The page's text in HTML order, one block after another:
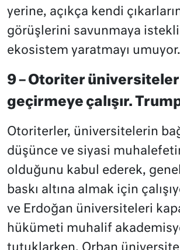
yerine, açıkça kendi
görüşlerini savunmaya
ekosistem yaratmayı umuyor.
9 – Otoriter
geçirmeye çalışır.
Otoriterler, üniversitelerin
düşünce ve siyasi
olduğunu kabul ederek,
baskı altına almak için
ve Erdoğan üniversiteleri
hükümeti muhalif